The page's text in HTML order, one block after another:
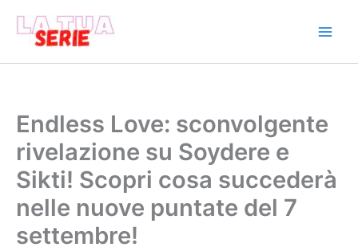
contenuto
Endless Love: sconvolgente
rivelazione su Soydere e
Sikti! Scopri cosa succederà
nelle nuove puntate del 7
settembre!